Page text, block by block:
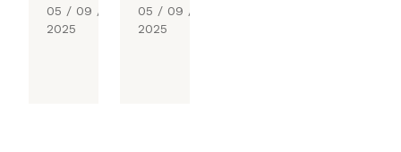
05 / 09 /
2025
05 / 09 /
2025